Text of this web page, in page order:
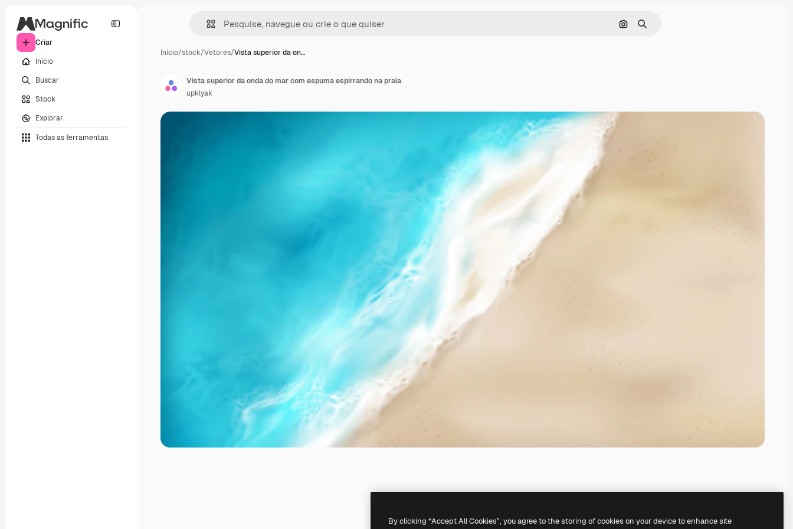
Criar
Início
Buscar
Stock
Explorar
Todas as ferramentas
Pesquisar por imagem
Buscar
Início/stock/Vetores/Vista superior da on…
Vista superior da onda do mar com espuma espirrando na praia
upklyak
By clicking “Accept All Cookies”, you agree to the storing of cookies on your device to enhance site